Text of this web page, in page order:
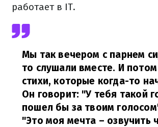
работает в ІТ.
Мы так вечером с парнем
то слушали вместе. И
стихи, которые когда-то
Он говорит: "У тебя такой
пошел бы за твоим
"Это моя мечта – озвучить